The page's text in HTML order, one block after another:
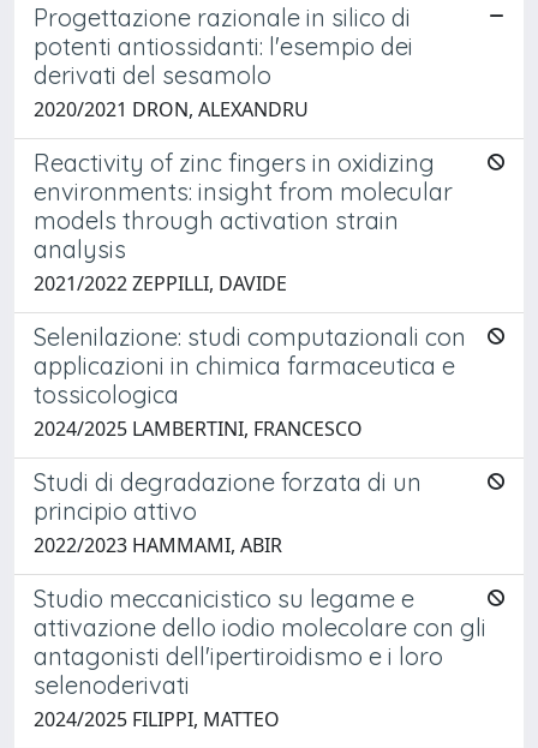
Progettazione razionale in silico di
potenti antiossidanti: l'esempio dei
derivati del sesamolo
2020/2021 DRON, ALEXANDRU
Reactivity of zinc fingers in oxidizing
environments: insight from molecular
models through activation strain
analysis
2021/2022 ZEPPILLI, DAVIDE
Selenilazione: studi computazionali con
applicazioni in chimica farmaceutica e
tossicologica
2024/2025 LAMBERTINI, FRANCESCO
Studi di degradazione forzata di un
principio attivo
2022/2023 HAMMAMI, ABIR
Studio meccanicistico su legame e
attivazione dello iodio molecolare con gli
antagonisti dell'ipertiroidismo e i loro
selenoderivati
2024/2025 FILIPPI, MATTEO